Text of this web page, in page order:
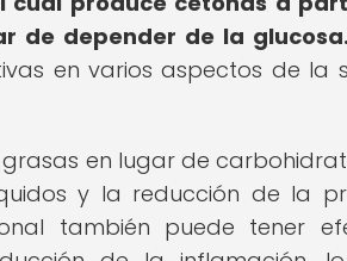
de depender de la glucosa.
en varios aspectos de la
en lugar de
y la reducción de la
también puede tener